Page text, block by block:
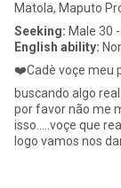
Matola, Maputo
Seeking: Male 30
English ability:
❤️Cadè voçe meu
buscando algo
por favor não me
isso.....voçe que
logo vamos nos